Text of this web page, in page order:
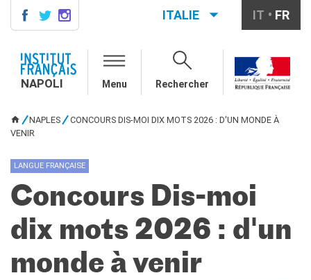
COURS DE FRANÇAIS
DIPLÔMES DELF DALF
Culturethèque, bibliothèque
Ressources
ÉCOLE & UNIVERSITÉ
Coopération éducative
Coopération universitaire
ITALIE IT FR
NAPOLI Menu Rechercher
VOUS ÊTES ICI
NAPLES
CONCOURS DIS-MOI DIX MOTS 2026 : D'UN MONDE À
VENIR
LANGUE FRANÇAISE
Concours Dis-moi
dix mots 2026 : d'un
monde à venir